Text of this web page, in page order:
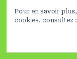
statistiques et
Pour en savoir
cookies, consultez :